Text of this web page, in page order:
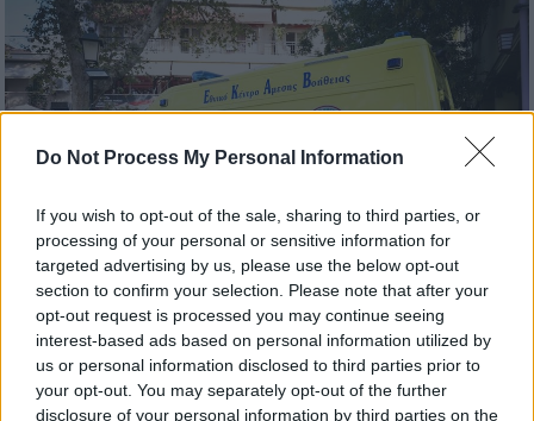
Do Not Process My Personal Information
If you wish to opt-out of the sale, sharing to third parties, or
processing of your personal or sensitive information for
targeted advertising by us, please use the below opt-out
section to confirm your selection. Please note that after your
opt-out request is processed you may continue seeing
interest-based ads based on personal information utilized by
us or personal information disclosed to third parties prior to
your opt-out. You may separately opt-out of the further
disclosure of your personal information by third parties on the
(ΡΑΦΑΗΛ ΓΕΩΡΓΙΑΔΗΣ/EUROKINISSI)
Προσθέστε το ΕΘΝΟΣ στη Google